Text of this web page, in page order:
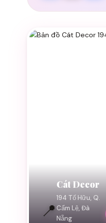
📍
Cát Decor
194 Tố Hữu, Q.
Cẩm Lệ, Đà
Nẵng